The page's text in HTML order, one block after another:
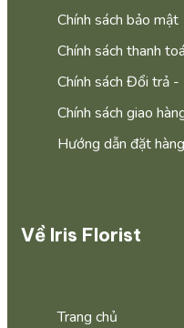
Chính sách bảo mật
Chính sách thanh
Chính sách Đổi trả -
Chính sách giao
Hướng dẫn đặt
Về Iris Florist
Trang chủ